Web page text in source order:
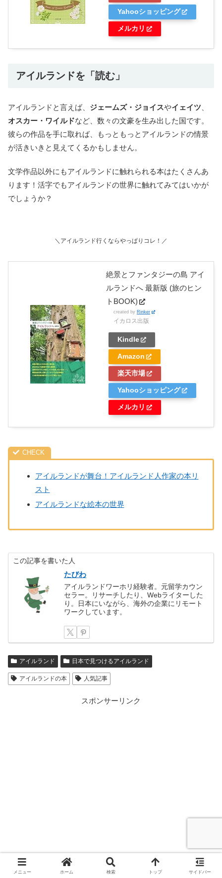
Yahooショッピング
メルカリ
アイルランドを「読む」
アイルランドと言えば、 ジェームズ・ジョイスやイェイツ
オスカー・ワイルドなど、数々の文豪を生み出した国です。
彼らの作品を手に取れば、もっともっとアイルランドの情景
が活きいきと見えてくるかもしません。
文学作品以外にもアイルランドに触れられる本はたくさんあ
ります！活字でもアイルランドの世界に触れてみてはいかが
でしょうか？
＼アイルランド行くならやっぱりコレ！／
絶景とファンタジーの島 アイ
ルランドへ 最新版 (旅のヒン
トBOOK)
created by Rinker
イカロス出版
Kindle
Amazon
楽天市場
Yahooショッピング
メルカリ
アイルランドが舞台！アイルランド人作家の本リ
スト
アイルランドな絵本の世界
この記事を書いた人
たびわ
アイルランドワーホリ経験者。元留学カウン
セラー。リサーチしたり、Webライターした
り。日本にいながら、海外の企業にリモート
ワークしています。
アイルランド 日本で見つけるアイルランド
アイルランドの本 人気記事
スポンサーリンク
メニュー ホーム 検索 トップ サイドバー